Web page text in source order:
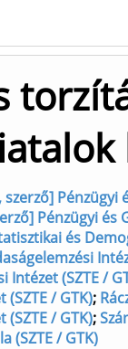
Pénzügyi
Pénzügyi és
és
Intézet (SZTE /
/ GTK);
/ GTK);
(SZTE / GTK)